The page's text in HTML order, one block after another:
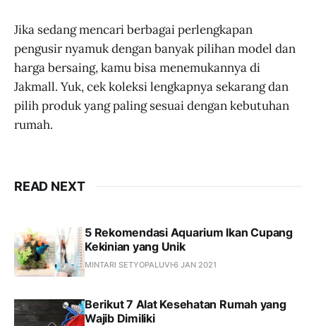
Jika sedang mencari berbagai perlengkapan
pengusir nyamuk dengan banyak pilihan model dan
harga bersaing, kamu bisa menemukannya di
Jakmall. Yuk, cek koleksi lengkapnya sekarang dan
pilih produk yang paling sesuai dengan kebutuhan
rumah.
READ NEXT
5 Rekomendasi Aquarium Ikan Cupang
Kekinian yang Unik
MINTARI SETYOPALUVI 6 JAN 2021
Berikut 7 Alat Kesehatan Rumah yang
Wajib Dimiliki